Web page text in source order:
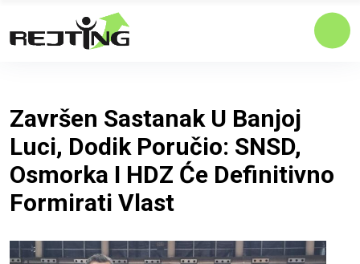
Završen Sastanak U Banjoj
Luci, Dodik Poručio: SNSD,
Osmorka I HDZ Će Definitivno
Formirati Vlast